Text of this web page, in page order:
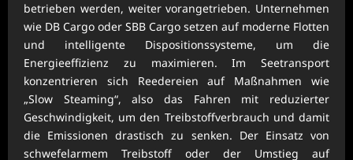
betrieben werden, weiter vorangetrieben. Unternehmen
wie DB Cargo oder SBB Cargo setzen auf moderne Flotten
und intelligente Dispositionssysteme, um die
Energieeffizienz zu maximieren. Im Seetransport
konzentrieren sich Reedereien auf Maßnahmen wie
„Slow Steaming“, also das Fahren mit reduzierter
Geschwindigkeit, um den Treibstoffverbrauch und damit
die Emissionen drastisch zu senken. Der Einsatz von
schwefelarmem Treibstoff oder der Umstieg auf